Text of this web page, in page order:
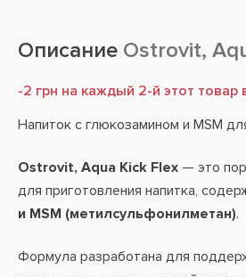
Описание Ostrovit,
-2 грн на каждый 2-й этот товар
Напиток с глюкозамином и MSM
Ostrovit, Aqua Kick Flex — это
для приготовления напитка,
и MSM (метилсульфонилметан).
Формула разработана для